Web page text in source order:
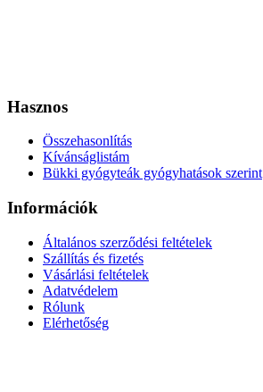
Hasznos
Összehasonlítás
Kívánságlistám
Bükki gyógyteák gyógyhatások szerint
Információk
Általános szerződési feltételek
Szállítás és fizetés
Vásárlási feltételek
Adatvédelem
Rólunk
Elérhetőség